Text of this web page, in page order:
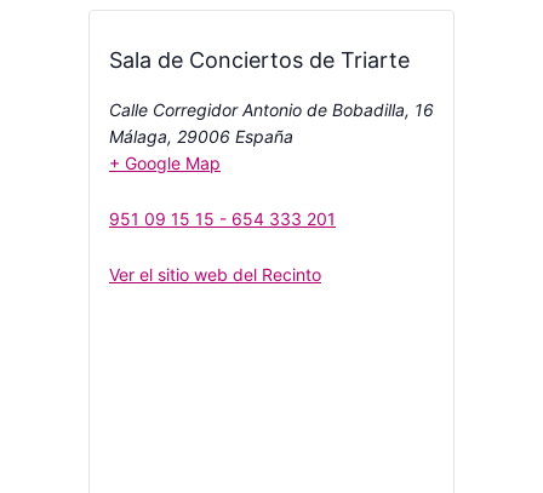
Sala de Conciertos de Triarte
Calle Corregidor Antonio de Bobadilla, 16
Málaga, 29006 España
+ Google Map
951 09 15 15 - 654 333 201
Ver el sitio web del Recinto